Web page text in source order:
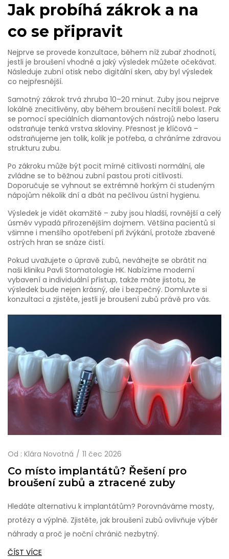
Jak probíhá zákrok a na
co se připravit
Nejprve se provede konzultace, během níž zubař zhodnotí,
jestli je broušení vhodné a jaký výsledek můžete očekávat.
Následuje zubní otisk nebo digitální sken, aby byl výsledek
co nejpřesnější.
Samotný zákrok trvá zhruba 10–20 minut. Zuby jsou nejprve
lokálně znecitlivěny, aby během broušení necítili bolest. Pak
se pomocí speciálních diamantových nástrojů nebo laseru
odstraňuje tenká vrstva skloviny. Přesnost je klíčová –
odstraňujeme jen tolik, kolik je potřeba, a chráníme zdravou
strukturu zubu.
Po zákroku může být pocit mírné citlivosti normální, ale
zvládne se to běžnou zubní pastou proti citlivosti.
Doporučuje se vyhnout se extrémně horkým či studeným
nápojům několik dní a dbát na pečlivou ústní hygienu.
Výsledek je vidět okamžitě – zuby jsou hladší, rovnější a celý
úsměv vypadá přirozenějším dojmem. Většina pacientů si
všimne i menšího opotřebení při žvýkání, protože zbavené
ostrých hran se snáze čistí.
Pokud uvažujete o úpravě zubů, neváhejte se obrátit na
naši kliniku Pavli Stomatologie HK. Nabízíme moderní
vybavení a individuální přístup, takže máte jistotu, že
výsledek bude nejen krásný, ale i bezpečný. Domluvte si
konzultaci a zjistěte, jestli je broušení zubů právě pro vás.
Od : Klára Novotná 11 čec 2026
Co místo implantátů? Řešení pro
broušení zubů a ztracené zuby
Hledáte alternativu k implantátům? Porovnáváme mosty,
protézy a výplně. Zjistěte, jak broušení zubů ovlivňuje výběr
náhrady a proč je noční chránič nezbytný.
ČÍST VÍCE